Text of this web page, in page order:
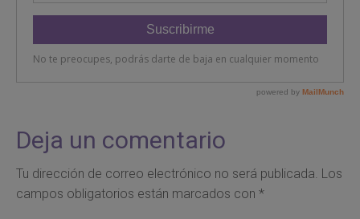
Deja un comentario
Tu dirección de correo electrónico no será publicada. Los
campos obligatorios están marcados con *